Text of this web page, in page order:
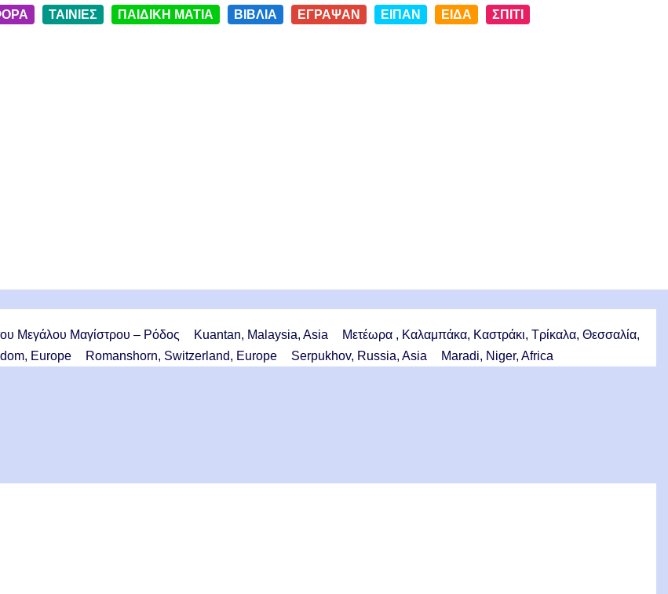
ΤΑΙΝΙΕΣ ΠΑΙΔΙΚΗ ΜΑΤΙΑ ΒΙΒΛΙΑ ΕΓΡΑΨΑΝ ΕΙΠΑΝ ΕΙΔΑ ΣΠΙΤΙ
Μεγάλου Μαγίστρου – Ρόδος Kuantan, Malaysia, Asia
Μετέωρα , Καλαμπάκα, Καστράκι, Τρίκαλα, Θεσσαλία,
Europe Romanshorn, Switzerland, Europe Serpukhov, Russia, Asia Maradi, Niger, Africa